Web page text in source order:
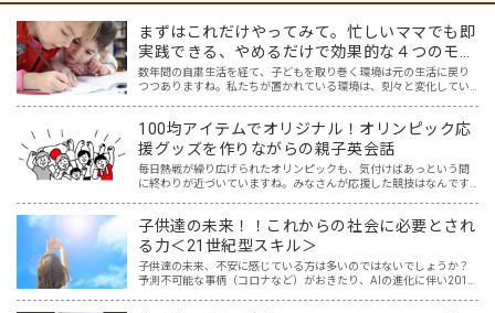
まずはこれだけやってみて。忙しいママでも即
実践できる、やめるだけで効果的な４つのモチ
ベーション対策
数年間の自粛生活を経て、子どもを取り巻く環境は元の生活に戻り
つつありますね。私たちが置かれている環境は、刻々と変化してい
100均アイテムでオリジナル！オリンピック応
援グッズを作りながらの親子英会話
毎日熱戦が繰り広げられたオリンピックも、気付けばあっという間
に終わりが近づいていますね。みなさんが応援した競技はなんです
子供達の未来！！これからの社会に必要とされ
る力＜21世紀型スキル＞
子供達の未来、不安に感じている方は多いのではないでしょうか？
予測不可能な事柄（コロナなど）がおきたり、AIの進化に伴い2011